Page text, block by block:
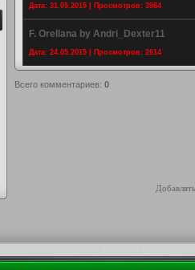
Дата: 31.05.2015 | Просмотров: 3984
F. Orellana by Andri_Dexter11
Дата: 24.05.2015 | Просмотров: 2614
Всего комментариев: 0